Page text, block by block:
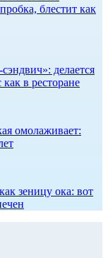
блестит как
делается
в ресторане
омолаживает:
зеницу ока: вот